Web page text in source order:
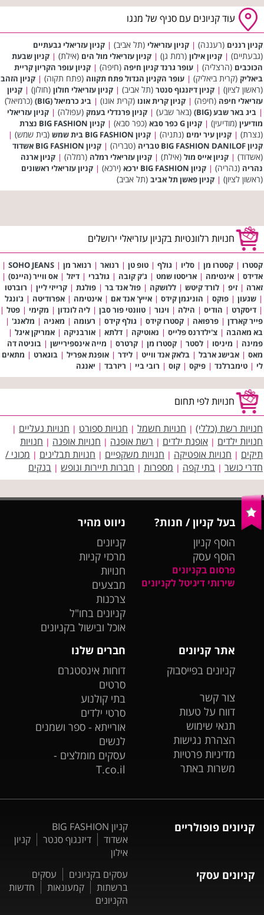
עוד קניונים עם סניף של מנגו
קניון רננים (רעננה) | קניון עזריאלי (תל אביב) | קניון עזריאלי גבעתיים
(גבעתיים) | קניון אילון (רמת גן) | קניון עזריאלי מול הים (אילת) | קניון שבעת
הכוכבים (הרצליה) | עופר גרנד קניון חיפה (חיפה) | קניון עופר הקריון קריית
ביאליק (קרית ביאליק) | עופר הקניון הגדול פתח תקווה (פתח תקוה) | קניון הזהב
(ראשון לציון) | קניון דיזנגוף סנטר (תל אביב) | קניון עזריאלי חולון (חולון) | קניון
עזריאלי חיפה (חיפה) | קניון קרית אונו (קרית אונו) | ביג כרמיאל (BIG) (כרמיאל)
| ביג באר שבע (BIG) (באר שבע) | קניון פרנדלי בעמק (עפולה) | קניון עזריאלי
מודיעין (מודיעין) | קניון G כפר סבא (כפר סבא) | קניון BIG FASHION נצרת
(נצרת) | קניון עיר ימים (נתניה) | קניון BIG FASHION בית שמש (בית שמש) |
קניון BIG FASHION DANILOF טבריה
(טבריה) | קניון BIG FASHION אשדוד
(אשדוד) | קניון אייס מול (אילת) | קניון עזריאלי רמלה (רמלה) | קניון ארנה
נהריה (נהריה) | קניון BIG FASHION ירכא (ירכא) | קניון עזריאלי ראשונים
(ראשון לציון) | קניון פאשן תל אביב (תל אביב)
חנויות רלוונטיות בקניון עזריאלי ירושלים
קסטרו | קסטרו מן | סליו | גולף | טופ טן | רנואר | רנואר מן |
SOHO JEANS
|
אדידס | אינטימה | אריסטו שמט | ג'ק קובה | גולברי | דיזל | אס ווייר (היינס) |
זארה | זיפ | לורד קיטש | ללושקה | פול אנד בר | פולגת | קרייזי ליין | רוברטו
| שגעון | פוקס | הוניגמן קידס | אייץ' אנד אם | אינטימה | אפרודיטה | ג'ונגל
| דיסקרט | הודיס | הילה | ויגור | טוונטי פור סבן | ליה לונדון | מקימי | פטל |
פייר קארדן | פרפואה | קסטרו קידס | גולף קידס | רעומה | מאניה | מלאנג' |
בא מאהבה | צ'ילדרנס פלייס | נאוטיקה | דלתא | אורבניקה | אמריקן איגל |
פמינה | מיניסו | לסטר | קסטרו מן | קרטרס | מייה אינספיריישן | בוניטה דה
מאס | אבישג ארבל | בלאק אנד ווייט | לידר | אופנת אפריל | בוגארט | מתאים
לי | טימברלנד | פיקס | קוס | רובי ביי | ריזרבד | יאנגה
חנויות לפי תחום
חנויות רשת (כללי) | חנויות חשמל | חנויות ספורט | חנויות נעליים |
חנויות ילדים | אופנת ילדים | רשת אופנה | חנויות אופנה | חנויות
תיקים | חנויות אופטיקה | חנויות משקפיים | חנויות תבלינים | מכוני /
חדרי כושר | בתי קפה | מספרות | חברות תיירות ונופש | בנקים
בעל קניון / חנות?
הוסף קניון
הוסף עסק
פרסום בקניונים
שירותי דיגיטל לקניונים
ניווט מהיר
קניונים
מרכזי קניות
חנויות
מבצעים
צרכנות
קניונים בחו"ל
אוכל ובישול בקניונים
אתר קניונים
קניונים בפייסבוק
צור קשר
דווח על טעות
תנאי שימוש
הצהרת נגישות
מדיניות פרטיות
משרות באתר
חברים שלנו
דוחות אינסטגרם
סרטים
בתי קולנוע
סרטי ילדים
אורייתא - ספר ושמנים
לנשים
עסקים מומלצים -
T.co.il
קניונים פופולריים
קניון BIG FASHION
אשדוד
דיזנגוף סנטר
קניון
אילון
קניונים עסקי עסקים בקניונים
עסקים
ברשתות
קמעונאות
חדשות
הקניונים